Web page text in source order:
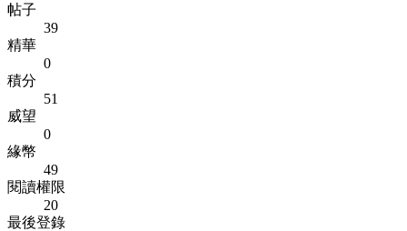
帖子
39
精華
0
積分
51
威望
0
緣幣
49
閱讀權限
20
最後登錄